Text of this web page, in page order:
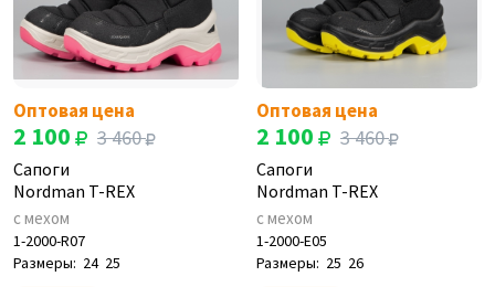
Оптовая цена
2 100 3 460
Сапоги
Nordman T-REX
с мехом
1-2000-R07
Размеры: 24 25
Оптовая цена
2 100 3 460
Сапоги
Nordman T-REX
с мехом
1-2000-E05
Размеры: 25 26